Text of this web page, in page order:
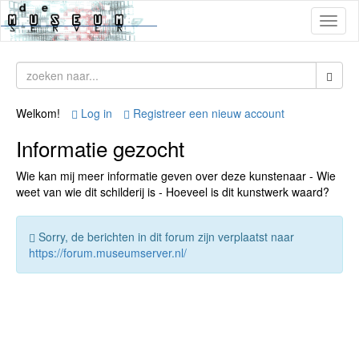
Welkom! Log in Registreer een nieuw account
Informatie gezocht
Wie kan mij meer informatie geven over deze kunstenaar - Wie
weet van wie dit schilderij is - Hoeveel is dit kunstwerk waard?
Sorry, de berichten in dit forum zijn verplaatst naar
https://forum.museumserver.nl/